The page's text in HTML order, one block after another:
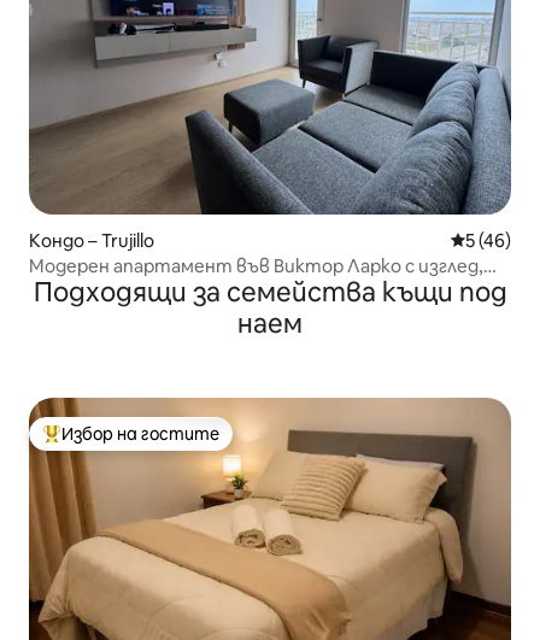
Кондо – Trujillo Средна
5 (46)
Модерен апартамент във Виктор Ларко с изглед,
65-инчов телевизор, PS5
Подходящи за семейства къщи под
наем
Най-популярен избор на гостите
Избор на гостите